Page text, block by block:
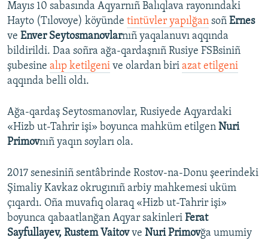
Mayıs 10 sabasında Aqyarnıñ Balıqlava rayonındaki
Hayto (Tılovoye) köyünde tintüvler yapılğan soñ Ernes
ve Enver Seytosmanovlarnıñ yaqalanuvı aqqında
bildirildi. Daa soñra ağa-qardaşnıñ Rusiye FSBsiniñ
şubesine alıp ketilgeni ve olardan biri azat etilgeni
aqqında belli oldı.
Ağa-qardaş Seytosmanovlar, Rusiyede Aqyardaki
«Hizb ut-Tahrir işi» boyunca mahküm etilgen Nuri
Primovnıñ yaqın soyları ola.
2017 senesiniñ sentâbrinde Rostov-na-Donu şeerindeki
Şimaliy Kavkaz okrugınıñ arbiy mahkemesi uküm
çıqardı. Oña muvafıq olaraq «Hizb ut-Tahrir işi»
boyunca qabaatlanğan Aqyar sakinleri Ferat
Sayfullayev, Rustem Vaitovve Nuri Primovğa umumiy